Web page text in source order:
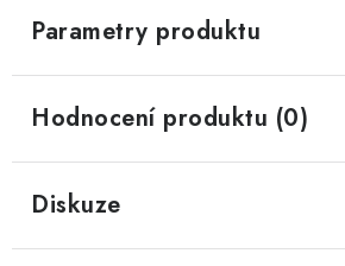
Parametry produktu
Hodnocení produktu (0)
Diskuze